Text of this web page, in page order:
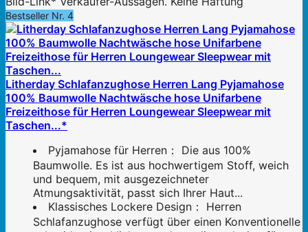
Bestseller Nr. 4
Litherday Schlafanzughose Herren Lang Pyjamahose
100% Baumwolle Nachtwäsche hose Unifarbene
Freizeithose für Herren Loungewear Sleepwear mit
Taschen...*
Pyjamahose für Herren： Die aus 100%
Baumwolle. Es ist aus hochwertigem Stoff, weich
und bequem, mit ausgezeichneter
Atmungsaktivität, passt sich Ihrer Haut...
Klassisches Lockere Design： Herren
Schlafanzughose verfügt über einen Konventionelle